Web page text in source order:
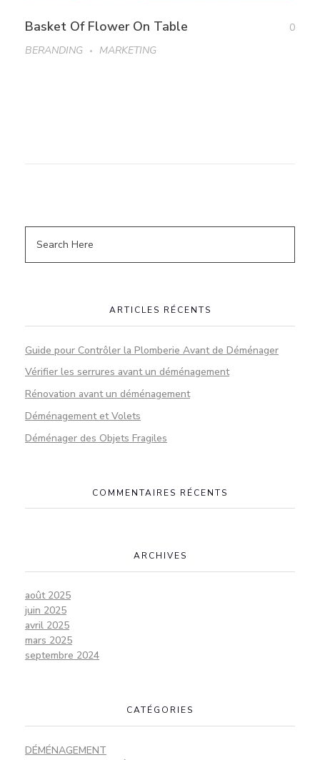
Basket Of Flower On Table
0
BERANDING
MARKETING
ARTICLES RÉCENTS
Guide pour Contrôler la Plomberie Avant de Déménager
Vérifier les serrures avant un déménagement
Rénovation avant un déménagement
Déménagement et Volets
Déménager des Objets Fragiles
COMMENTAIRES RÉCENTS
ARCHIVES
août 2025
juin 2025
avril 2025
mars 2025
septembre 2024
CATÉGORIES
DÉMÉNAGEMENT